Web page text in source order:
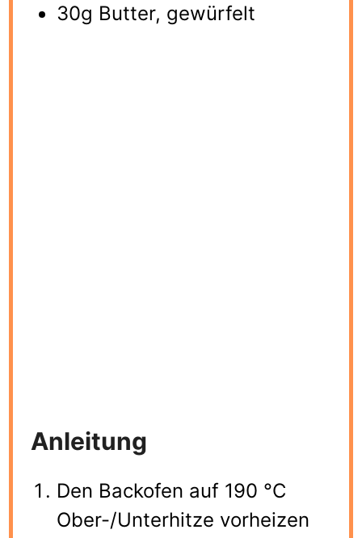
30g Butter, gewürfelt
Anleitung
Den Backofen auf 190 °C
Ober-/Unterhitze vorheizen